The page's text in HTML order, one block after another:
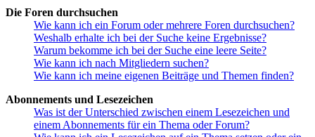
Die Foren durchsuchen
Wie kann ich ein Forum oder mehrere Foren durchsuchen?
Weshalb erhalte ich bei der Suche keine Ergebnisse?
Warum bekomme ich bei der Suche eine leere Seite?
Wie kann ich nach Mitgliedern suchen?
Wie kann ich meine eigenen Beiträge und Themen finden?
Abonnements und Lesezeichen
Was ist der Unterschied zwischen einem Lesezeichen und
einem Abonnements für ein Thema oder Forum?